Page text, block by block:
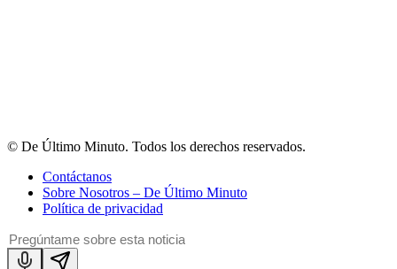
© De Último Minuto. Todos los derechos reservados.
Contáctanos
Sobre Nosotros – De Último Minuto
Política de privacidad